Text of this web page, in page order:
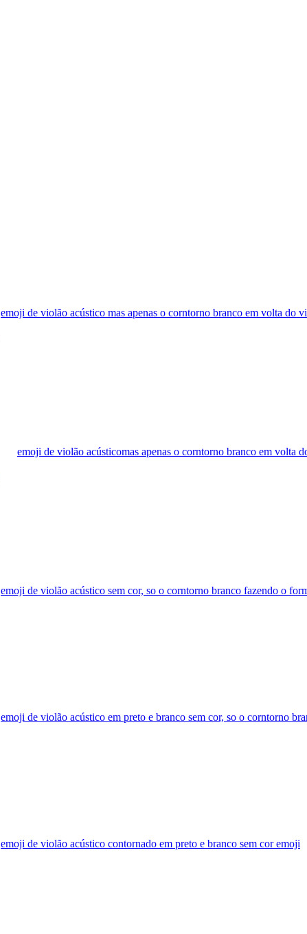
emoji de violão acústico mas apenas o corntorno branco em volta do
emoji de violão acústicomas apenas o corntorno branco em volta
emoji de violão acústico sem cor, so o corntorno branco fazendo o
emoji de violão acústico em preto e branco sem cor, so o corntorno
emoji de violão acústico contornado em preto e branco sem coremoji